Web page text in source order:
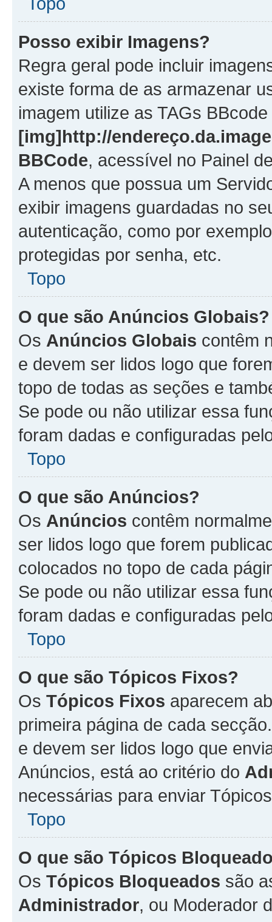
Posso exibir Imagens?
Regra geral pode incluir
existe forma de as armazenar
imagem utilize as TAGs BBcode
[img]http://
BBCode, acessível no Painel
A menos que possua um
exibir imagens guardadas no
autenticação, como por
protegidas por senha, etc.
Topo
O que são Anúncios Globais?
Os Anúncios Globais contêm
e devem ser lidos logo que
topo de todas as seções e
Se pode ou não utilizar essa
foram dadas e configuradas
Topo
O que são Anúncios?
Os Anúncios contêm
ser lidos logo que forem
colocados no topo de cada
Se pode ou não utilizar essa
foram dadas e configuradas
Topo
O que são Tópicos Fixos?
Os Tópicos Fixos aparecem
primeira página de cada
e devem ser lidos logo que
Anúncios, está ao critério do
necessárias para enviar
Topo
O que são Tópicos
Os Tópicos Bloqueados são
Administrador, ou Moderador